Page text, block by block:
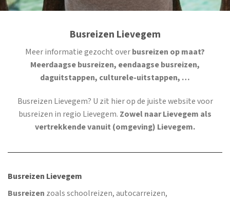
Busreizen Lievegem
Meer informatie gezocht overbusreizen op maat?
Meerdaagse busreizen, eendaagse busreizen,
daguitstappen, culturele-uitstappen, …
Busreizen Lievegem? U zit hier op de juiste website voor
busreizen in regio Lievegem. Zowel naar Lievegem als
vertrekkende vanuit (omgeving) Lievegem.
Busreizen Lievegem
Busreizen zoals schoolreizen, autocarreizen,